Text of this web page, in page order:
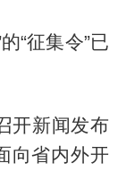
“征集令”已
开新闻发布
向省内外开